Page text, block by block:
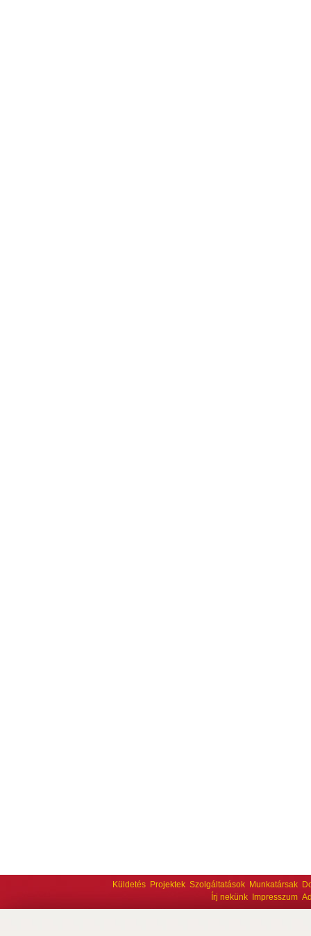
Küldetés Projektek Szolgáltatások Munkatársak
Írj nekünk
Impresszum